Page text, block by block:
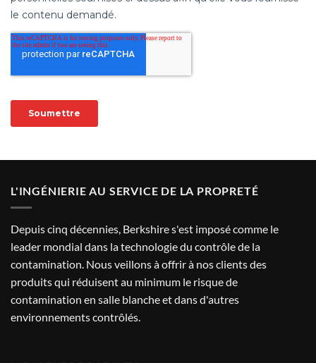
L'INGÉNIERIE AU SERVICE DE LA PROPRETÉ
Depuis cinq décennies, Berkshire s'est imposé comme le
leader mondial dans la technologie du contrôle de la
contamination. Nous veillons à offrir à nos clients des
produits qui réduisent au minimum le risque de
contamination en salle blanche et dans d'autres
environnements contrôlés.